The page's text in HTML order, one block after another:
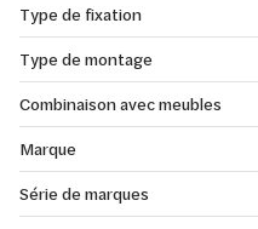
Type de fixation
Type de montage
Combinaison avec meubles
Marque
Série de marques